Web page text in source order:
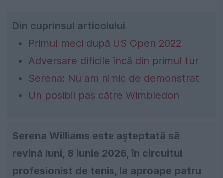
Din cuprinsul articolului
Primul meci după US Open 2022
Adversare dificile încă din primul tur
Serena: Nu am nimic de demonstrat
Un posibil pas către Wimbledon
Serena Williams este așteptată să
revină luni, 8 iunie 2026, în circuitul
profesionist de tenis, la aproape patru